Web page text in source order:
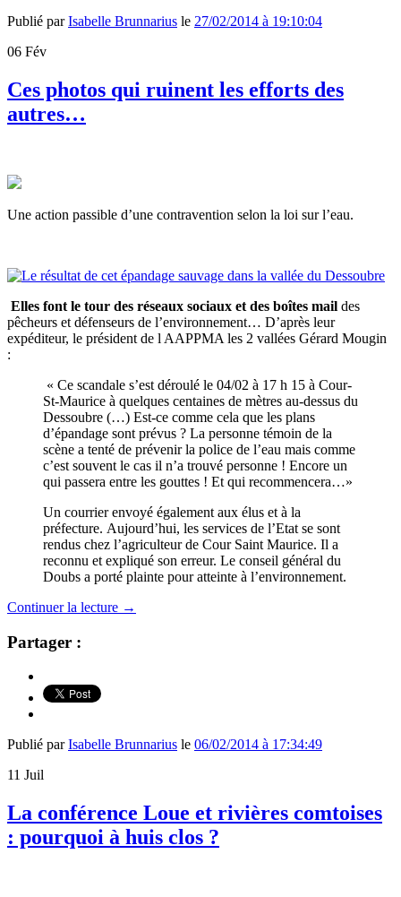
Publié parIsabelle Brunnarius le 27/02/2014 à 19:10:04
06 Fév
Ces photos qui ruinent les efforts des
autres…
Une action passible d’une contravention selon la loi sur l’eau.
Elles font le tour des réseaux sociaux et des boîtes mail des
pêcheurs et défenseurs de l’environnement… D’après leur
expéditeur, le président de l AAPPMA les 2 vallées Gérard Mougin
:
« Ce scandale s’est déroulé le 04/02 à 17 h 15 à Cour-
St-Maurice à quelques centaines de mètres au-dessus du
Dessoubre (…) Est-ce comme cela que les plans
d’épandage sont prévus ? La personne témoin de la
scène a tenté de prévenir la police de l’eau mais comme
c’est souvent le cas il n’a trouvé personne ! Encore un
qui passera entre les gouttes ! Et qui recommencera…»
Un courrier envoyé également aux élus et à la
préfecture. Aujourd’hui, les services de l’Etat se sont
rendus chez l’agriculteur de Cour Saint Maurice. Il a
reconnu et expliqué son erreur. Le conseil général du
Doubs a porté plainte pour atteinte à l’environnement.
Continuer la lecture →
Partager :
Publié parIsabelle Brunnarius le 06/02/2014 à 17:34:49
11 Juil
La conférence Loue et rivières comtoises
: pourquoi à huis clos ?